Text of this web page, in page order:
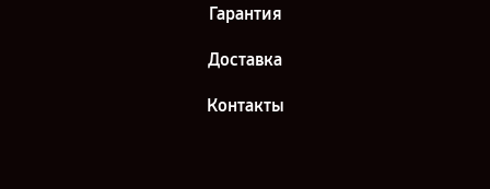
Гарантия
Доставка
Контакты